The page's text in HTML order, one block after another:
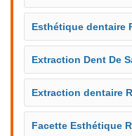
Esthétique dentaire
Extraction Dent De
Extraction dentaire
Facette Esthétique